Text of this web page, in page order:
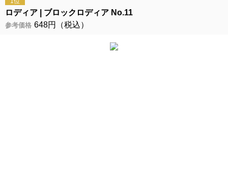
ロディア ブロックロディア No.11
参考価格 648円（税込）